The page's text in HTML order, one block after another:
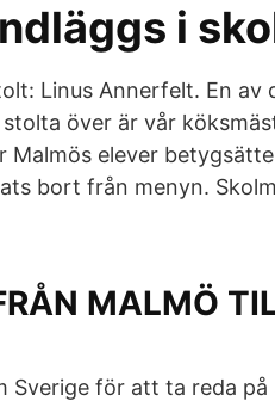
i
Linus Annerfelt. En av
över är vår
Malmös elever
bort från menyn.
MALMÖ
Sverige för att ta reda på